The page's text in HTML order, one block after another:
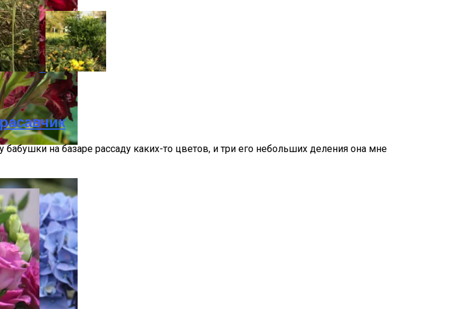
на базаре рассаду каких-то цветов, и три его небольших деления она мне